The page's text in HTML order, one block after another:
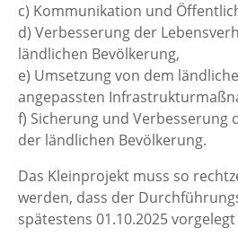
c) Kommunikation und
d) Verbesserung der
ländlichen Bevölkerung,
e) Umsetzung von dem
angepassten
f) Sicherung und Verbesserung
der ländlichen Bevölkerung.
Das Kleinprojekt muss so
werden, dass der
spätestens 01.10.2025